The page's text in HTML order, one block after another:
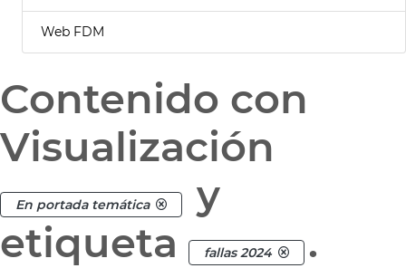
Web FDM
Contenido con
Visualización
En portada temática
y
etiqueta
fallas 2024 .